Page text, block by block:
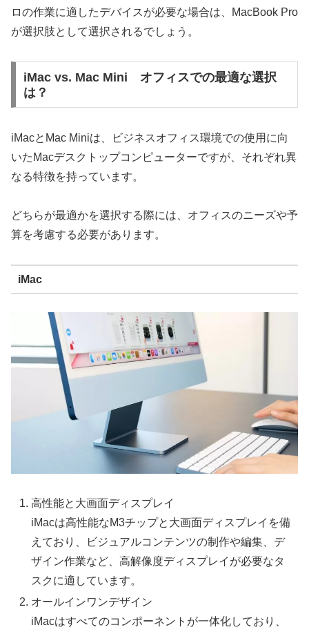
ロの作業に適したデバイスが必要な場合は、MacBook Pro
が選択肢として選択されるでしょう。
iMac vs. Mac Mini オフィスでの最適な選択
は？
iMacとMac Miniは、ビジネスオフィス環境での使用に向
いたMacデスクトップコンピューターですが、それぞれ異
なる特徴を持っています。
どちらが最適かを選択する際には、オフィスのニーズや予
算を考慮する必要があります。
iMac
高性能と大画面ディスプレイ
iMacは高性能なM3チップと大画面ディスプレイを備
えており、ビジュアルコンテンツの制作や編集、デ
ザイン作業など、高解像度ディスプレイが必要なタ
スクに適しています。
オールインワンデザイン
iMacはすべてのコンポーネントが一体化しており、